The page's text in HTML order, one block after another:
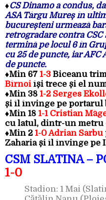
♦CS Dinamo a condus,
ASA Târgu Mureș în
bucureșteni urmează
retrogradare contra CSC
termină pe locul 6 în
cu 25 de puncte, iar AFC
de puncte.
♦Min 67 1-3 Biceanu
Bîrnoi își trece și el
♦Min 38 1-2 Serges
și îl învinge pe
♦Min 18 1-1 Cristian
cu latul, dintr-un metru
♦Min 2 1-0 Adrian Sârbu
Zaharia și îl învinge pe
CSM SLATINA –
1-0
Stadion: 1 Mai